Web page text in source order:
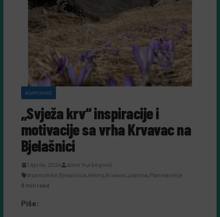
#SAMOHIKE
„Svježa krv“ inspiracije i
motivacije sa vrha Krvavac na
Bjelašnici
1 Aprila, 2024
Almir Kurbegović
#samohike,Bjelašnica,Hiking,Krvavac,planina,Planinarenje
8 min read
Piše: